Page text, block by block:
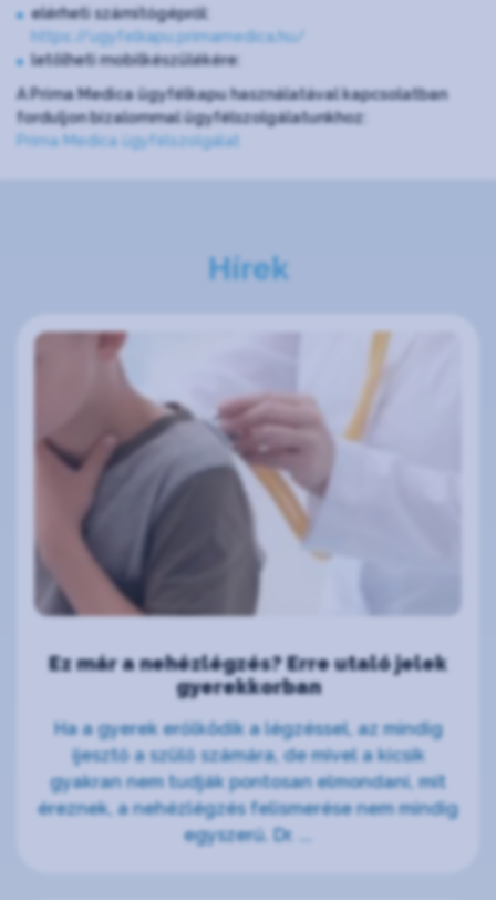
elérheti számítógépről:
https://ugyfelkapu.primamedica.hu/
letölheti mobilkészülékére:
A Prima Medica ügyfélkapu használatával kapcsolatban
forduljon bizalommal ügyfélszolgálatunkhoz:
Prima Medica ügyfélszolgálat
Hírek
Ez már a nehézlégzés? Erre utaló jelek
gyerekkorban
Ha a gyerek erőlködik a légzéssel, az mindig
ijesztő a szülő számára, de mivel a kicsik
gyakran nem tudják pontosan elmondani, mit
éreznek, a nehézlégzés felismerése nem mindig
egyszerű. Dr. ...